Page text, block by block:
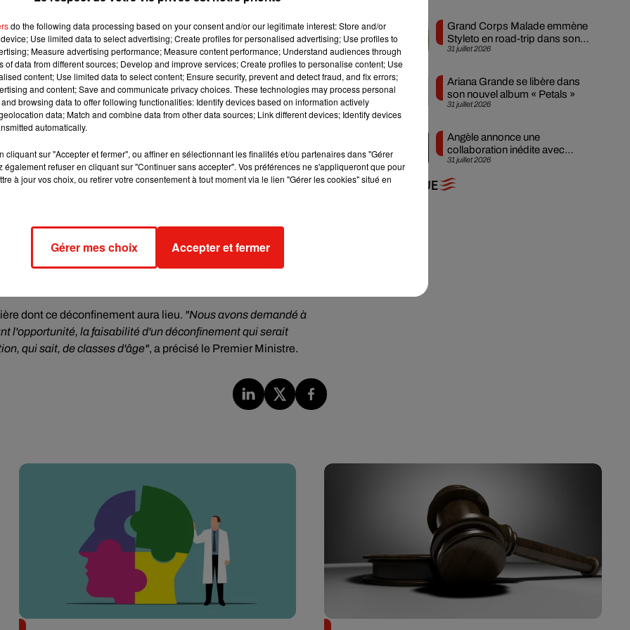
de la Santé et de la Défense.
confirmé la Direction générale de la Santé et le service de
créé à tort après qu'Edouard Philippe ait été interrogé par le
qui suivront le confinement de la population."Il est peu
- que nous ne nous acheminions pas vers un
et pour tout le monde"
par région circule actuellement. Elle contient les
démenti la préfecture de la région Hauts-de-France et du
de déconfinement" par région circule actuellement. Elle
faux.
dUkUK4XHnv
dont ce déconfinement aura lieu. "Nous avons demandé à
l'opportunité, la faisabilité d'un déconfinement qui serait
qui sait, de classes d'âge", a précisé le Premier Ministre.
31 juillet 2026
Grand Corps Malade emmène
Styleto en road-trip dans son
nouveau clip
31 juillet 2026
Ariana Grande se libère dans
son nouvel album « Petals »
31 juillet 2026
Angèle annonce une
collaboration inédite avec
Amelie Lens
+ DE MUSIQUE
do the following data processing based on your consent and/or our legitimate interest: Store and/or
Use limited data to select advertising; Create profiles for personalised advertising; Use profiles to
Measure advertising performance; Measure content performance; Understand audiences through
of data from different sources; Develop and improve services; Create profiles to personalise content; Use
content; Use limited data to select content; Ensure security, prevent and detect fraud, and fix errors;
and content; Save and communicate privacy choices. These technologies may process personal
browsing data to offer following functionalities: Identify devices based on information actively
data; Match and combine data from other data sources; Link different devices; Identify devices
automatically.
cliquant sur "Accepter et fermer", ou affiner en sélectionnant les finalités et/ou partenaires dans "Gérer
également refuser en cliquant sur "Continuer sans accepter". Vos préférences ne s'appliqueront que pour
à jour vos choix, ou retirer votre consentement à tout moment via le lien "Gérer les cookies" situé en
Gérer mes choix Accepter et fermer